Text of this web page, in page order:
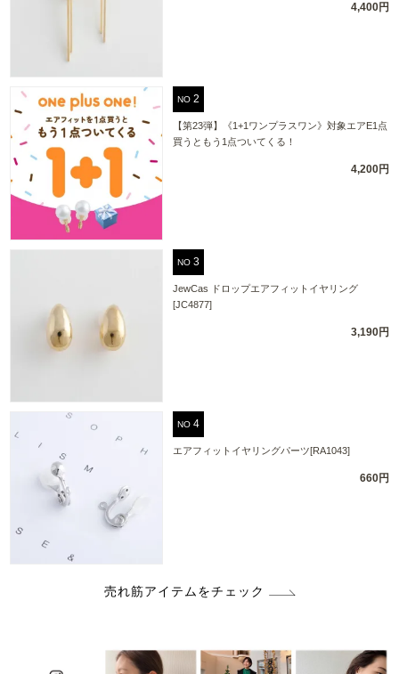
4,400円
NO
【第23弾】《1+1ワンプラスワン》対象エアE1点
買うともう1点ついてくる！
4,200円
NO
JewCas ドロップエアフィットイヤリング
[JC4877]
3,190円
NO
エアフィットイヤリングパーツ[RA1043]
660円
売れ筋アイテムをチェック